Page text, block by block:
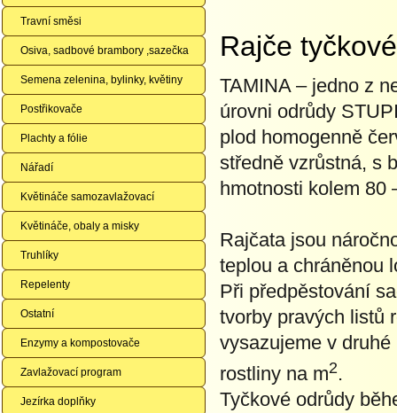
Travní směsi
Osiva, sadbové brambory ,sazečka
Semena zelenina, bylinky, květiny
Postřikovače
Plachty a fólie
Nářadí
Květináče samozavlažovací
Květináče, obaly a misky
Truhlíky
Repelenty
Ostatní
Enzymy a kompostovače
Zavlažovací program
Jezírka doplňky
Rajče
TAMINA – jedno z
úrovni odrůdy
plod homogenně
středně vzrůstná, s
hmotnosti kolem 80
Rajčata jsou
teplou a chráněnou
Při předpěstování
tvorby pravých listů
vysazujeme v
rostliny na m2.
Tyčkové odrůdy